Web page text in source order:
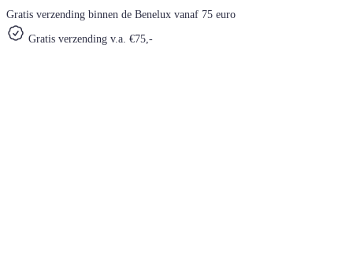
Gratis verzending binnen de Benelux vanaf 75 euro
Gratis verzending v.a. €75,-